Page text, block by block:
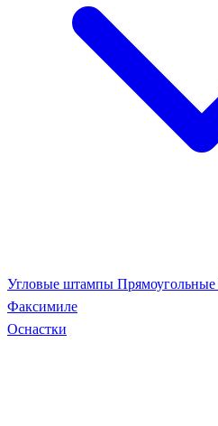
Угловые штампы Прямоугольные
Факсимиле
Оснастки